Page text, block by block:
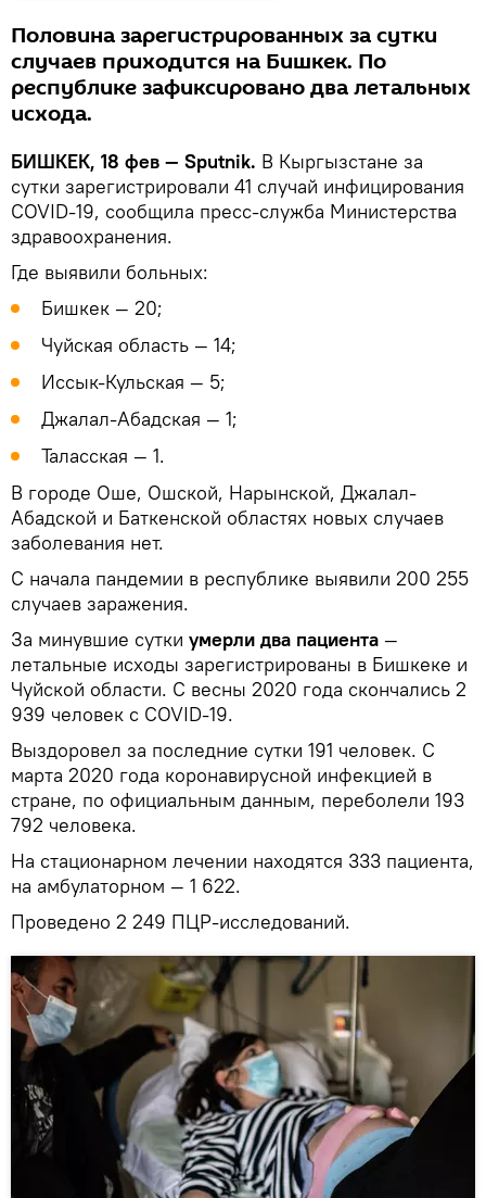
Половина зарегистрированных за сутки
случаев приходится на Бишкек. По
республике зафиксировано два летальных
исхода.
БИШКЕК, 18 фев — Sputnik. В Кыргызстане за
сутки зарегистрировали 41 случай инфицирования
COVID-19, сообщила пресс-служба Министерства
здравоохранения.
Где выявили больных:
Бишкек — 20;
Чуйская область — 14;
Иссык-Кульская — 5;
Джалал-Абадская — 1;
Таласская — 1.
В городе Оше, Ошской, Нарынской, Джалал-
Абадской и Баткенской областях новых случаев
заболевания нет.
С начала пандемии в республике выявили 200 255
случаев заражения.
За минувшие сутки умерли два пациента —
летальные исходы зарегистрированы в Бишкеке и
Чуйской области. С весны 2020 года скончались 2
939 человек с COVID-19.
Выздоровел за последние сутки 191 человек. С
марта 2020 года коронавирусной инфекцией в
стране, по официальным данным, переболели 193
792 человека.
На стационарном лечении находятся 333 пациента,
на амбулаторном — 1 622.
Проведено 2 249 ПЦР-исследований.